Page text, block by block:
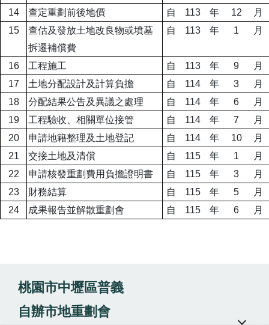
14
查定重劃前後地價 自 113 年 12
月
15
查估及發放土地改良物或墳墓
拆遷補償費
自 113 年 1 月
16 工程施工 自 113 年 9
月
17
土地分配設計及計算負擔 自 114 年 3
月
18
分配結果公告及異議之處理 自 114 年 6
月
19
工程驗收、相關單位接管 自 114 年 7
月
20
申請地籍整理及土地登記 自 114 年 10
月
21
交接土地及清償 自 115 年 1
月
22
申請核發重劃費用負擔證明書 自 115 年 3
月
23
財務結算 自 115 年 5
月
24
成果報告並解散重劃會 自 115 年 6 月
桃園市中壢區普義
自辦市地重劃會